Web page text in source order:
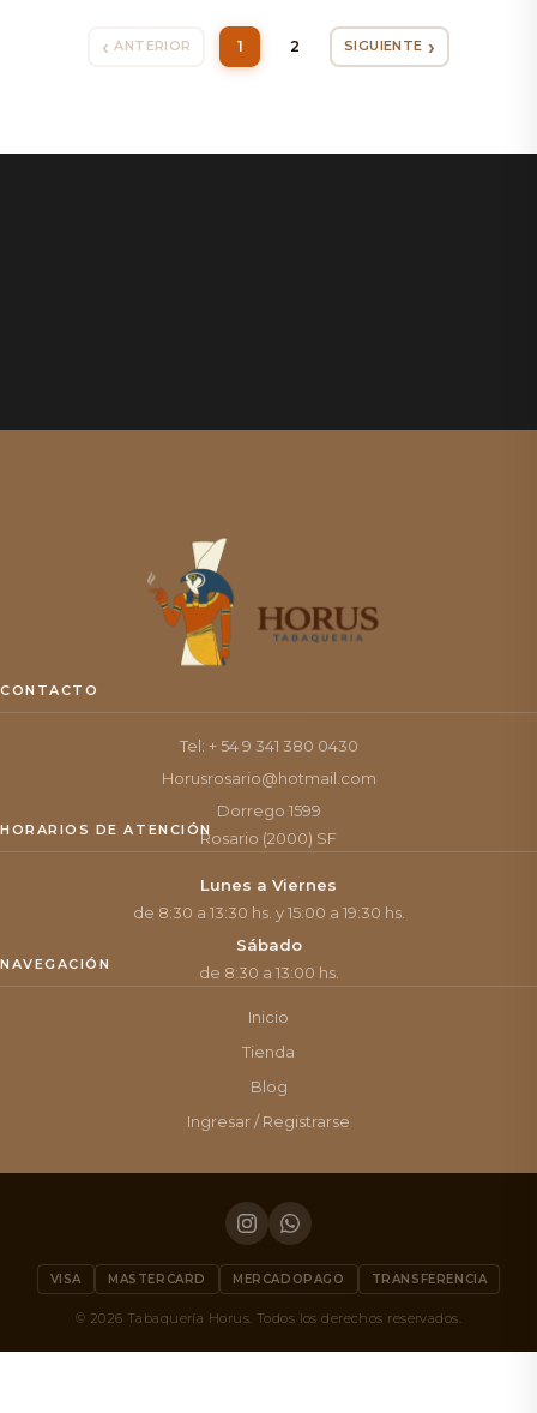
ANTERIOR 1 2 SIGUIENTE
CONTACTO
Tel: + 54 9 341 380 0430
Horusrosario@hotmail.com
Dorrego 1599
Rosario (2000) SF
HORARIOS DE ATENCIÓN
Lunes a Viernes
de 8:30 a 13:30 hs. y 15:00 a 19:30 hs.
Sábado
de 8:30 a 13:00 hs.
NAVEGACIÓN
Inicio
Tienda
Blog
Ingresar / Registrarse
VISA MASTERCARD MERCADOPAGO TRANSFERENCIA
© 2026 Tabaquería Horus. Todos los derechos reservados.